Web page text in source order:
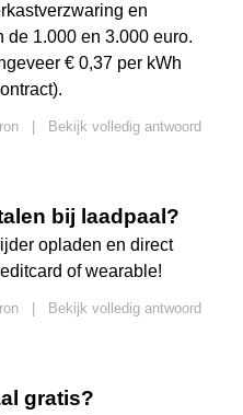
en
de 1.000 en 3.000 euro.
€ 0,37 per kWh
Bekijk volledig antwoord
bij laadpaal?
opladen en direct
of wearable!
Bekijk volledig antwoord
gratis?